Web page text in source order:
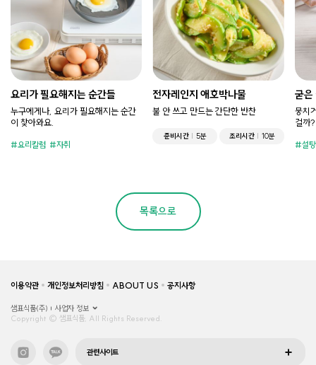
요리가 필요해지는 순간들
누구에게나, 요리가 필요해지는 순간
이 찾아와요.
요리칼럼 자취
전자레인지 애호박나물
불 안 쓰고 만드는 간단한 반찬
준비시간 5분 조리시간 10분
굳은
뭉치
걸까?
설탕
목록으로
이용약관 개인정보처리방침 ABOUT US 공지사항
샘표식품(주)
사업자 정보
Copyright © 샘표식품, All Rights Reserved.
관련사이트